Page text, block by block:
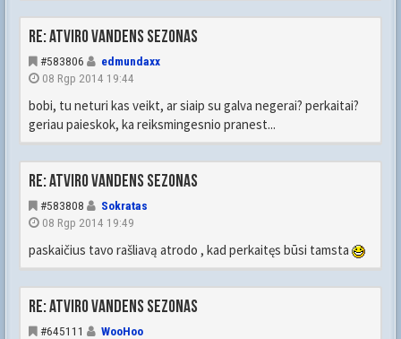
Re: Atviro vandens sezonas
#583806
edmundaxx
08 Rgp 2014 19:44
bobi, tu neturi kas veikt, ar siaip su galva negerai? perkaitai?
geriau paieskok, ka reiksmingesnio pranest...
Re: Atviro vandens sezonas
#583808
Sokratas
08 Rgp 2014 19:49
paskaičius tavo rašliavą atrodo , kad perkaitęs būsi tamsta
Re: Atviro vandens sezonas
#645111
WooHoo